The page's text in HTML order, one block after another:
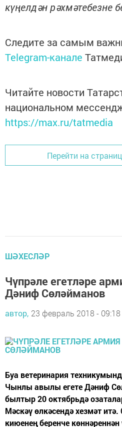
күңелдән рәхмәтебезне
Следите за самым
Telegram-канале
Читайте новости
национальном
https://max.ru/tatmedia
Перейти на
ШӘХЕСЛӘР
Чүпрәле егетләре
Дәниф Сөләйманов
автор, 23 февраль 2018 - 09:18
Буа ветеринария
Чынлы авылы егете Дәниф
былтыр 20 октябрьдә
Мәскәү өлкәсендә хезмәт
киюенең беренче көннәреннән